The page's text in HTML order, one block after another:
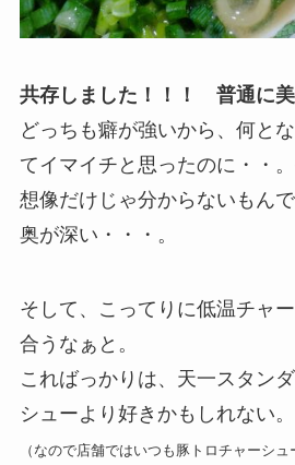
共存しました！！！ 普通に美
どっちも癖が強いから、何と
てイマイチと思ったのに・・。
想像だけじゃ分からないもん
奥が深い・・・。
そして、こってりに低温チャ
合うなぁと。
こればっかりは、天一スタン
シューより好きかもしれない。
（なので店舗ではいつも豚トロチャーシ